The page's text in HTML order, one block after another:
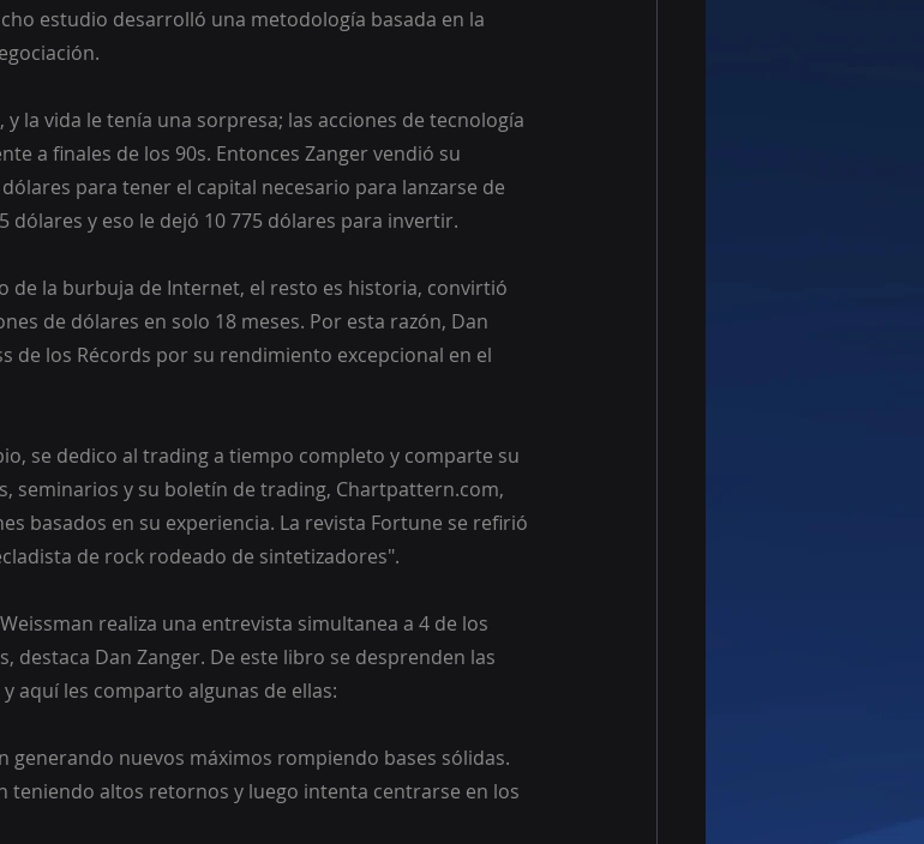
estudio desarrolló una metodología basada en la
la vida le tenía una sorpresa; las acciones de tecnología
a finales de los 90s. Entonces Zanger vendió su
para tener el capital necesario para lanzarse de
dólares y eso le dejó 10 775 dólares para invertir.
de la burbuja de Internet, el resto es historia, convirtió
de dólares en solo 18 meses. Por esta razón, Dan
de los Récords por su rendimiento excepcional en el
se dedico al trading a tiempo completo y comparte su
seminarios y su boletín de trading, Chartpattern.com,
basados en su experiencia. La revista Fortune se refirió
de rock rodeado de sintetizadores".
realiza una entrevista simultanea a 4 de los
destaca Dan Zanger. De este libro se desprenden las
aquí les comparto algunas de ellas:
generando nuevos máximos rompiendo bases sólidas.